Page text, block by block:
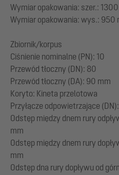
Wymiar opakowania: szer.:
Wymiar opakowania: wys.: 950
Zbiornik/korpus
Ciśnienie nominalne (PN): 10
Przewód tłoczny (DN): 80
Przewód tłoczny (DA): 90 mm
Koryto: Kineta przelotowa
Przyłącze odpowietrzające
Odstęp między dnem rury
mm
Odstęp między dnem rury
mm
Odstęp dna rury dopływu od